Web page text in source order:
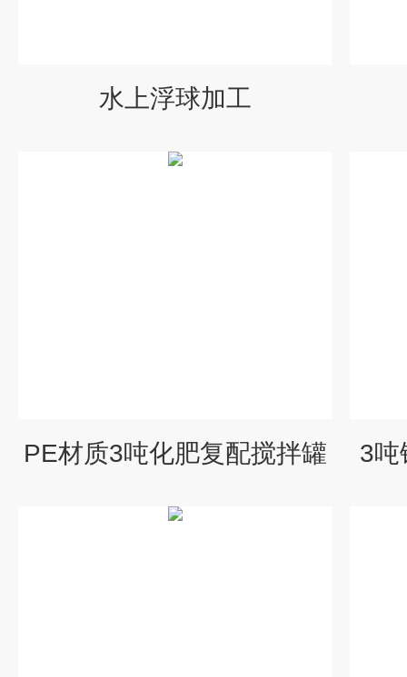
水上浮球加工
PE材质3吨化肥复配搅拌罐 3吨